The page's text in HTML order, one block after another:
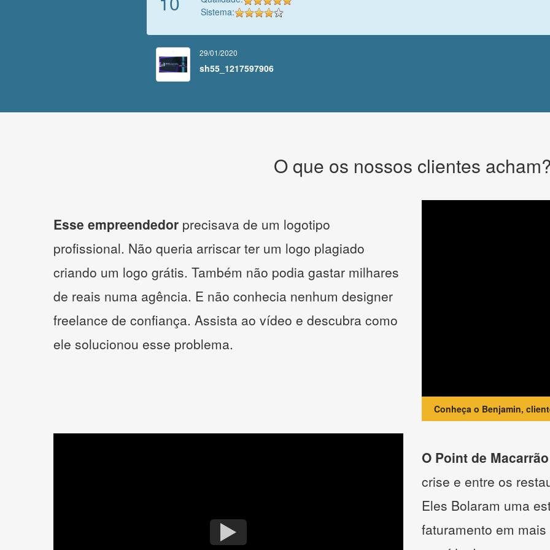
Sistema:
29/01/2020
sh55_1217597906
O que os nossos clientes
Esse empreendedor precisava de um logotipo
profissional. Não queria arriscar ter um logo plagiado
criando um logo grátis. Também não podia gastar milhares
de reais numa agência. E não conhecia nenhum designer
freelance de confiança. Assista ao vídeo e descubra como
ele solucionou esse problema.
Conheça o Benjamin,
O Point de Macarrão
crise e entre os
Eles Bolaram uma
faturamento em